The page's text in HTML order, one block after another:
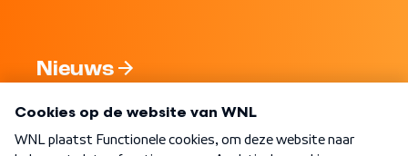
Nieuws